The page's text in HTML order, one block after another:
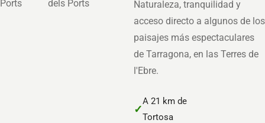
Naturaleza, tranquilidad y
acceso directo a algunos de los
paisajes más espectaculares
de Tarragona, en las Terres de
l'Ebre.
✓
A 21 km de
Tortosa